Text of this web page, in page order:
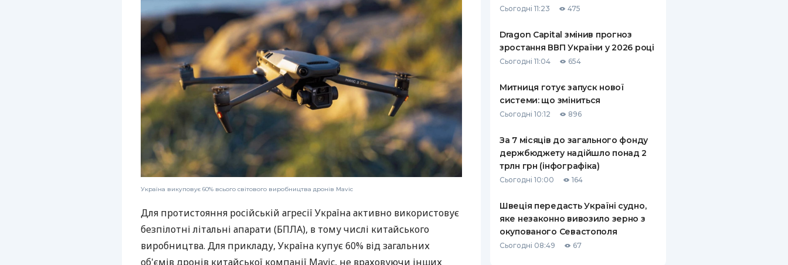
РЕЙТИНГ ДЕБЕТОВИХ
КАРТОК
ЩОМІСЯЧНИЙ ОГЛЯД
КЕШБЕКУ
ПУТІВНИКИ ПО
БАНКІВСЬКИХ КАРТКАХ
ВСІ СТРАХОВІ ПОЛІСИ
ВІДГУКИ ПРО СТРАХОВІ
КОМПАНІЇ
ДОСТАВКА І ОПЛАТА
КОНТАКТИ
Україна викуповує 60% всього світового виробництва дронів Mavic
Для протистояння російській агресії Україна активно використовує
безпілотні літальні апарати (БПЛА), в тому числі китайського
виробництва. Для прикладу, Україна купує 60% від загальних
об'ємів дронів китайської компанії Mavic, не враховуючи інших
Сьогодні 11:23 475
Dragon Capital змінив прогноз
зростання ВВП України у 2026 році
Сьогодні 11:04 654
Митниця готує запуск нової
системи: що зміниться
Сьогодні 10:12 896
За 7 місяців до загального фонду
держбюджету надійшло понад 2
трлн грн (інфографіка)
Сьогодні 10:00 164
Швеція передасть Україні судно,
яке незаконно вивозило зерно з
окупованого Севастополя
Сьогодні 08:49 67